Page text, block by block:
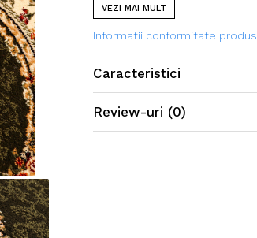
VEZI MAI MULT
Informatii conformitate produs
Caracteristici
Review-uri (0)